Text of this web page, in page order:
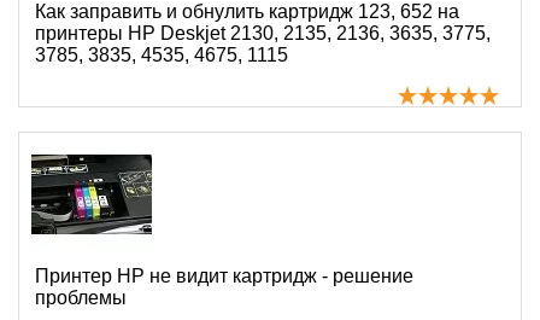
Как заправить и обнулить картридж 123, 652 на
принтеры HP Deskjet 2130, 2135, 2136, 3635, 3775,
3785, 3835, 4535, 4675, 1115
Принтер HP не видит картридж - решение
проблемы